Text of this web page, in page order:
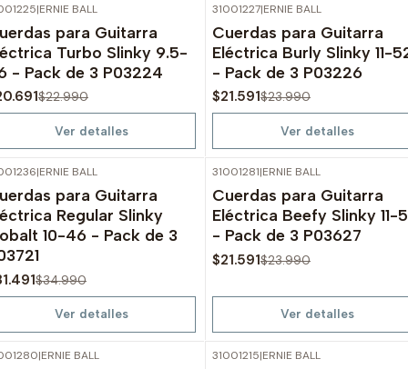
-10%OFF
Agotado
|ERNIE BALL
para Guitarra
Turbo Slinky 9.5-
- Pack de 3 P03224
$22.990
Ver detalles
-10%OFF
Agotado
31001227|ERNIE BALL
Cuerdas para Guitarra
Eléctrica Burly Slinky 11-
- Pack de 3 P03226
$21.591$23.990
Ver detalles
OFF
Agotado
|ERNIE BALL
para Guitarra
Regular Slinky
10-46 - Pack de 3
$34.990
Ver detalles
OFF
Agotado
31001281|ERNIE BALL
Cuerdas para Guitarra
Eléctrica Beefy Slinky 11-
- Pack de 3 P03627
$21.591$23.990
Ver detalles
OFF
|ERNIE BALL
OFF
31001215|ERNIE BALL